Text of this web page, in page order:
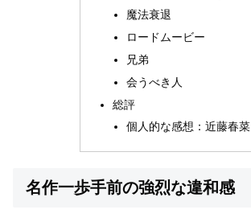
魔法衰退
ロードムービー
兄弟
会うべき人
総評
個人的な感想：近藤春菜
名作一歩手前の強烈な違和感